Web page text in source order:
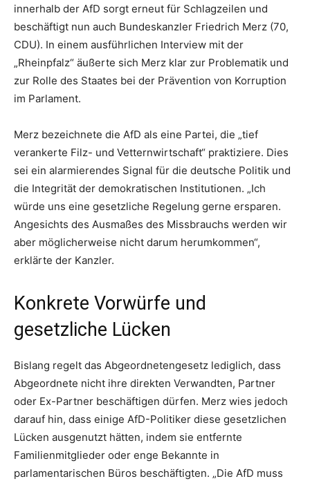
innerhalb der AfD sorgt erneut für Schlagzeilen und
beschäftigt nun auch Bundeskanzler Friedrich Merz (70,
CDU). In einem ausführlichen Interview mit der
„Rheinpfalz“ äußerte sich Merz klar zur Problematik und
zur Rolle des Staates bei der Prävention von Korruption
im Parlament.
Merz bezeichnete die AfD als eine Partei, die „tief
verankerte Filz- und Vetternwirtschaft“ praktiziere. Dies
sei ein alarmierendes Signal für die deutsche Politik und
die Integrität der demokratischen Institutionen. „Ich
würde uns eine gesetzliche Regelung gerne ersparen.
Angesichts des Ausmaßes des Missbrauchs werden wir
aber möglicherweise nicht darum herumkommen“,
erklärte der Kanzler.
Konkrete Vorwürfe und
gesetzliche Lücken
Bislang regelt das Abgeordnetengesetz lediglich, dass
Abgeordnete nicht ihre direkten Verwandten, Partner
oder Ex-Partner beschäftigen dürfen. Merz wies jedoch
darauf hin, dass einige AfD-Politiker diese gesetzlichen
Lücken ausgenutzt hätten, indem sie entfernte
Familienmitglieder oder enge Bekannte in
parlamentarischen Büros beschäftigten. „Die AfD muss